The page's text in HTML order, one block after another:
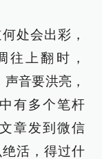
处会出彩，
往上翻时，
音要洪亮，
有多个笔杆
章发到微信
活，得过什